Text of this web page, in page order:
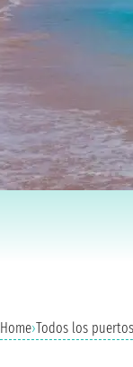
Home›Todos los